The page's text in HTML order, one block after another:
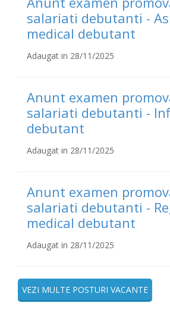
salariati debutanti -
medical debutant
Adaugat in 28/11/2025
Anunt examen
salariati debutanti -
debutant
Adaugat in 28/11/2025
Anunt examen
salariati debutanti -
medical debutant
Adaugat in 28/11/2025
VEZI MULTE POSTURI VACANTE